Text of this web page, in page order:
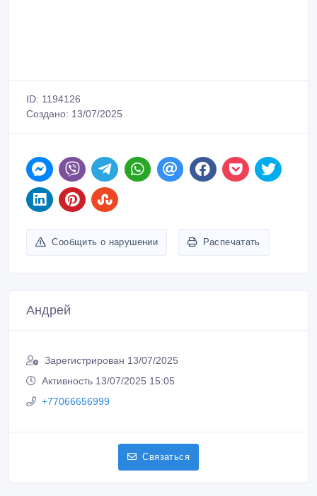
ID: 1194126
Создано: 13/07/2025
Сообщить о нарушении Распечатать
Андрей
Зарегистрирован 13/07/2025
Активность 13/07/2025 15:05
+77066656999
Связаться